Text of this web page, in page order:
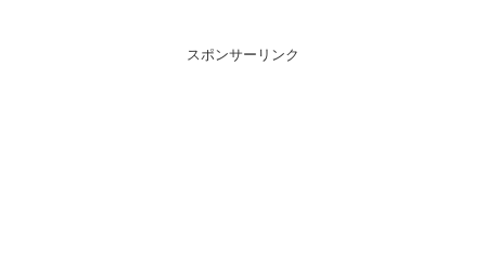
スポンサーリンク